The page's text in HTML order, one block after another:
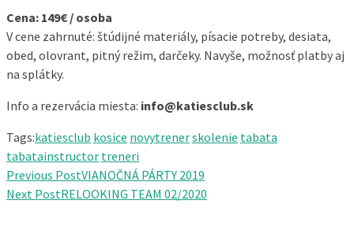
Cena: 149€ / osoba
V cene zahrnuté: štúdijné materiály, písacie potreby, desiata,
obed, olovrant, pitný režim, darčeky. Navyše, možnosť platby aj
na splátky.
Info a rezervácia miesta: info@katiesclub.sk
Tags:katiesclub kosice novytrenerskolenie tabata
tabatainstructor treneri
Previous PostVIANOČNÁ PÁRTY 2019
Next PostRELOOKING TEAM 02/2020